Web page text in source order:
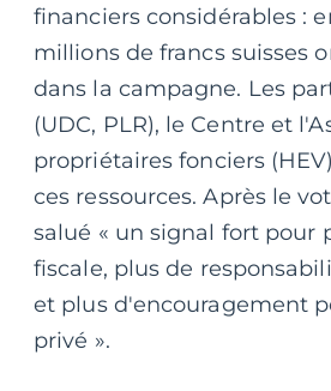
financiers considérables :
millions de francs suisses
dans la campagne. Les
(UDC, PLR), le Centre et
propriétaires fonciers
ces ressources. Après le
salué « un signal fort pour
fiscale, plus de
et plus d'encouragement
privé ».